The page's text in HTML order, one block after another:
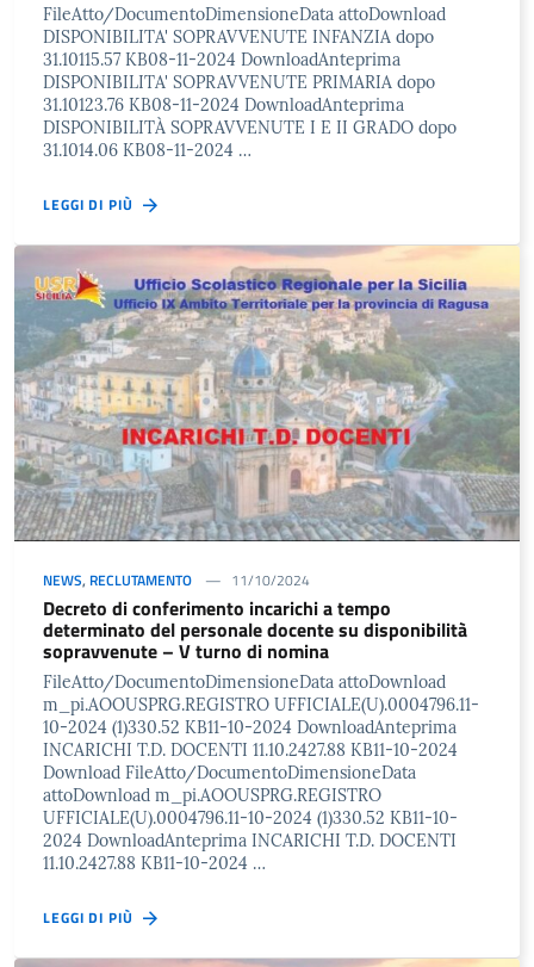
FileAtto/DocumentoDimensioneData attoDownload
DISPONIBILITA' SOPRAVVENUTE INFANZIA dopo
31.10115.57 KB08-11-2024 DownloadAnteprima
DISPONIBILITA' SOPRAVVENUTE PRIMARIA dopo
31.10123.76 KB08-11-2024 DownloadAnteprima
DISPONIBILITÀ SOPRAVVENUTE I E II GRADO dopo
31.1014.06 KB08-11-2024 …
LEGGI DI PIÙ
NEWS, RECLUTAMENTO 11/10/2024
Decreto di conferimento incarichi a tempo
determinato del personale docente su disponibilità
sopravvenute – V turno di nomina
FileAtto/DocumentoDimensioneData attoDownload
m_pi.AOOUSPRG.REGISTRO UFFICIALE(U).0004796.11-
10-2024 (1)330.52 KB11-10-2024 DownloadAnteprima
INCARICHI T.D. DOCENTI 11.10.2427.88 KB11-10-2024
Download FileAtto/DocumentoDimensioneData
attoDownload m_pi.AOOUSPRG.REGISTRO
UFFICIALE(U).0004796.11-10-2024 (1)330.52 KB11-10-
2024 DownloadAnteprima INCARICHI T.D. DOCENTI
11.10.2427.88 KB11-10-2024 …
LEGGI DI PIÙ